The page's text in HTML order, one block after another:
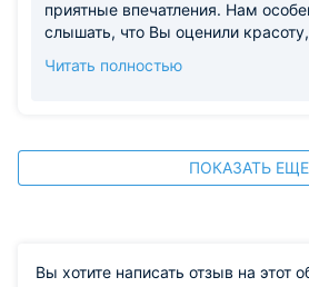
приятные впечатления. Нам
слышать, что Вы оценили
отеля и наличие всех
службы за оперативность и
Здорово, что и наш завтрак в
бронированию.
Читать полностью
ПОКАЗАТЬ ЕЩЕ
Вы хотите написать отзыв на этот